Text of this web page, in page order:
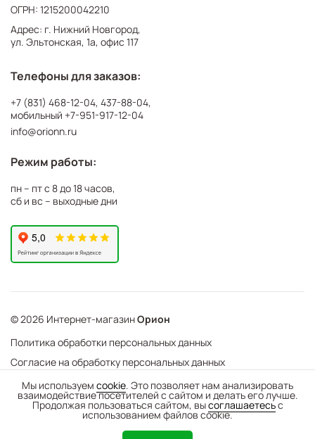
Мы используем cookie. Это позволяет нам анализировать
взаимодействие посетителей с сайтом и делать его лучше.
Продолжая пользоваться сайтом, высоглашаетесьс
использованием файлов cookie.
- + В корзину
ОГРН: 1215200042210
Адрес: г. Нижний Новгород,
ул. Эльтонская, 1а, офис 117
Телефоны для заказов:
+7 (831) 468-12-04, 437-88-04,
мобильный +7-951-917-12-04
info@orionn.ru
Режим работы:
пн – пт с 8 до 18 часов,
сб и вс – выходные дни
© 2026 Интернет-магазинОрион
Политика обработки персональных данных
Согласие на обработку персональных данных
Web Механика
- создание интернет-магазинов